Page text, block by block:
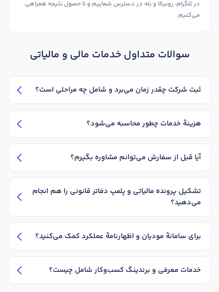
در تلگرام، روبیکا و بله در دسترس شماییم و تا حصول نتیجه همراهی
می‌کنیم.
سوالات متداول خدمات مالی و مالیاتی
ثبت شرکت چقدر زمان می‌برد و شامل چه مراحلی است؟
هزینهٔ خدمات چطور محاسبه می‌شود؟
آیا قبل از سفارش می‌توانم مشاوره بگیرم؟
تشکیل پرونده مالیاتی و پلمپ دفاتر قانونی را هم انجام
می‌دهید؟
برای سامانهٔ مودیان و اظهارنامهٔ عملکرد کمک می‌کنید؟
خدمات معرفی و برندینگ کسب‌وکار شامل چیست؟